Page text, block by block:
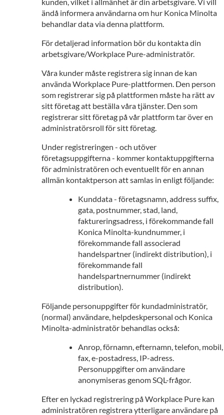
ändå informera användarna om hur Konica Minolta
behandlar data via denna plattform.
För detaljerad information bör du kontakta din
arbetsgivare/Workplace Pure-administratör.
Våra kunder måste registrera sig innan de kan
använda Workplace Pure-plattformen. Den person
som registrerar sig på plattformen måste ha rätt av
sitt företag att beställa våra tjänster. Den som
registrerar sitt företag på vår plattform tar över en
administratörsroll för sitt företag.
Under registreringen - och utöver
företagsuppgifterna - kommer kontaktuppgifterna
för administratören och eventuellt för en annan
allmän kontaktperson att samlas in enligt följande:
Kunddata - företagsnamn, address suffix,
gata, postnummer, stad, land,
faktureringsadress, i förekommande fall
Konica Minolta-kundnummer, i
förekommande fall associerad
handelspartner (indirekt distribution), i
förekommande fall
handelspartnernummer (indirekt
distribution).
Följande personuppgifter för kundadministratör,
(normal) användare, helpdeskpersonal och Konica
Minolta-administratör behandlas också:
Anrop, förnamn, efternamn, telefon, mobil,
fax, e-postadress, IP-adress.
Personuppgifter om användare
anonymiseras genom SQL-frågor.
Efter en lyckad registrering på Workplace Pure kan
administratören registrera ytterligare användare på